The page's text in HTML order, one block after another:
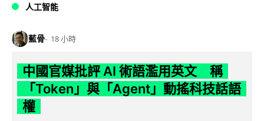
人工智能
藍骨 18 小時
中國官媒批評 AI 術語濫用英文 稱
「Token」與「Agent」動搖科技話語
權